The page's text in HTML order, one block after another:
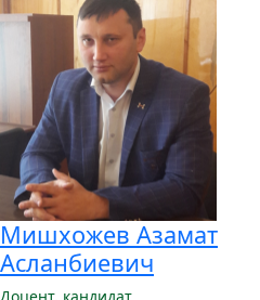
Мишхожев Азамат
Асланбиевич